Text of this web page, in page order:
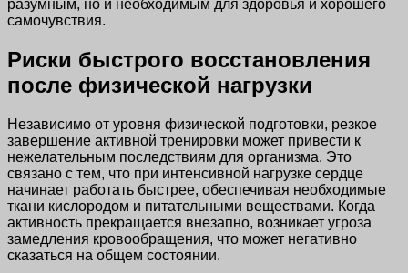
разумным, но и необходимым для здоровья и хорошего
самочувствия.
Риски быстрого восстановления
после физической нагрузки
Независимо от уровня физической подготовки, резкое
завершение активной тренировки может привести к
нежелательным последствиям для организма. Это
связано с тем, что при интенсивной нагрузке сердце
начинает работать быстрее, обеспечивая необходимые
ткани кислородом и питательными веществами. Когда
активность прекращается внезапно, возникает угроза
замедления кровообращения, что может негативно
сказаться на общем состоянии.